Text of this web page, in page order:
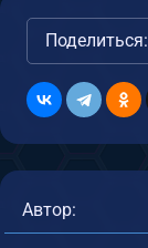
Поделиться:
Автор: